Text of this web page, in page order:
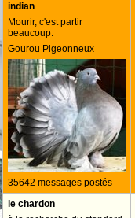
indian
Mourir, c'est partir
beaucoup.
Gourou Pigeonneux
35642 messages postés
le chardon